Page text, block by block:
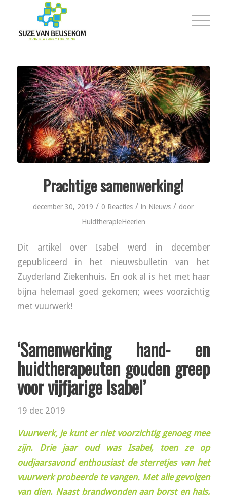
Prachtige samenwerking!
december 30, 2019 / 0 Reacties / in Nieuws / door
HuidtherapieHeerlen
Dit artikel over Isabel werd in december
gepubliceerd in het nieuwsbulletin van het
Zuyderland Ziekenhuis. En ook al is het met haar
bijna helemaal goed gekomen; wees voorzichtig
met vuurwerk!
‘Samenwerking hand- en
huidtherapeuten gouden greep
voor vijfjarige Isabel’
19 dec 2019
Vuurwerk, je kunt er niet voorzichtig genoeg mee
zijn. Drie jaar oud was Isabel, toen ze op
oudjaarsavond enthousiast de sterretjes van het
vuurwerk probeerde te vangen. Met alle gevolgen
van dien. Naast brandwonden aan borst en hals,